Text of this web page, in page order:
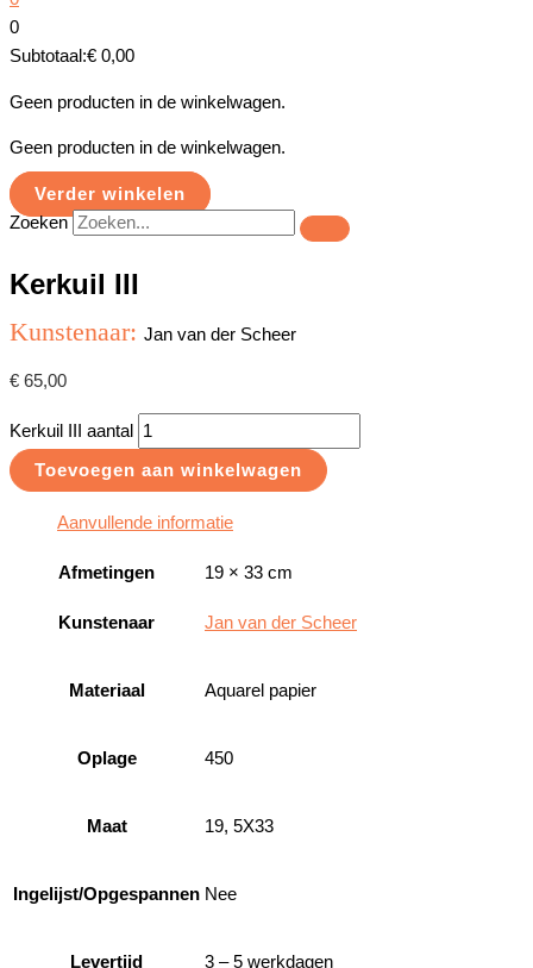
0
Subtotaal:€ 0,00
Geen producten in de winkelwagen.
Geen producten in de winkelwagen.
Verder winkelen
Zoeken
Kerkuil III
Kunstenaar: Jan van der Scheer
€ 65,00
Kerkuil III aantal
Toevoegen aan winkelwagen
Aanvullende informatie
Afmetingen 19 × 33 cm
Kunstenaar Jan van der Scheer
Materiaal Aquarel papier
Oplage 450
Maat 19, 5X33
Ingelijst/Opgespannen Nee
Levertijd 3 – 5 werkdagen